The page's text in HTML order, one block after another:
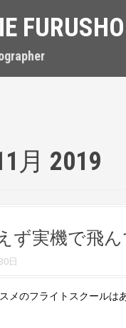
FURUSHO
月 2019
ず実機で飛
日
メのフライトスクールは